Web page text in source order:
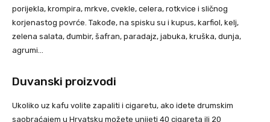
porijekla, krompira, mrkve, cvekle, celera, rotkvice i sličnog
korjenastog povrće. Takođe, na spisku su i kupus, karfiol, kelj,
zelena salata, đumbir, šafran, paradajz, jabuka, kruška, dunja,
agrumi…
Duvanski proizvodi
Ukoliko uz kafu volite zapaliti i cigaretu, ako idete drumskim
saobraćajem u Hrvatsku možete unijeti 40 cigareta ili 20